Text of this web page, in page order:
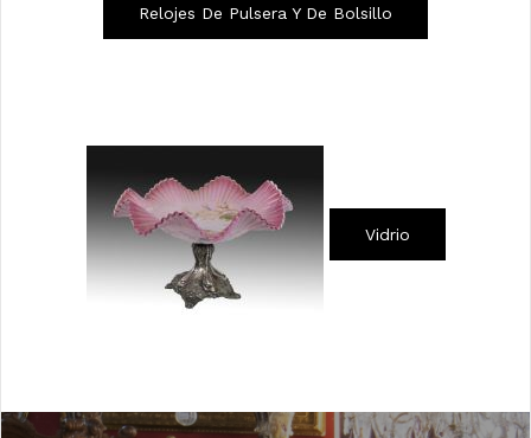
Relojes De Pulsera Y De Bolsillo
Vidrio